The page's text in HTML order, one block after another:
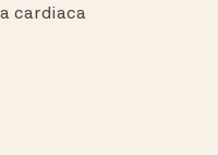
cardiaca